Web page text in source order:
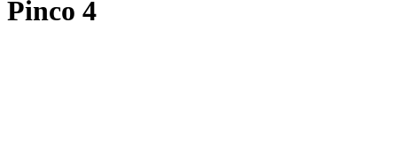
Pinco 4